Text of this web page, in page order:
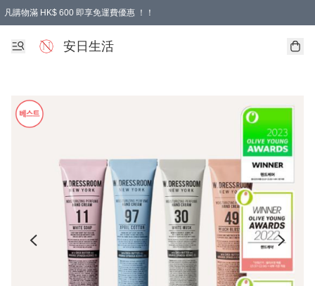
凡購物滿 HK$ 600 即享免運費優惠 ！！
安日生活